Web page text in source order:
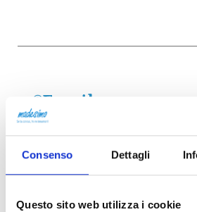
Consenso Dettagli
Questo sito web utilizza i cookie
Email
CAI Vallespluga-Madesimo